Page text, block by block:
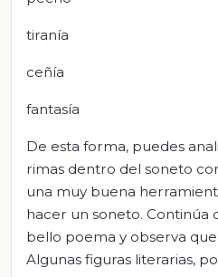
tiranía
ceñía
fantasía
De esta forma, puedes
rimas dentro del soneto
una muy buena
hacer un soneto. Continúa
bello poema y observa
Algunas figuras literarias,